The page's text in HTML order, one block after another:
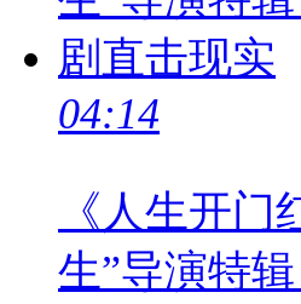
04:14
《人生开门
生”导演特